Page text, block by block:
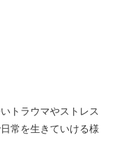
トラウマやストレス
常を生きていける様